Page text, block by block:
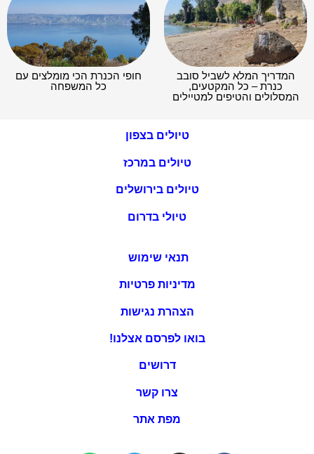
המדריך המלא לשביל סובב
כנרת – כל המקטעים,
המסלולים והטיפים למטיילים
חופי הכנרת הכי מומלצים עם
כל המשפחה
טיולים בצפון
טיולים במרכז
טיולים בירושלים
טיולי בדרום
תנאי שימוש
מדיניות פרטיות
הצהרת נגישות
בואו לפרסם אצלנו!
דרושים
צרו קשר
מפת אתר